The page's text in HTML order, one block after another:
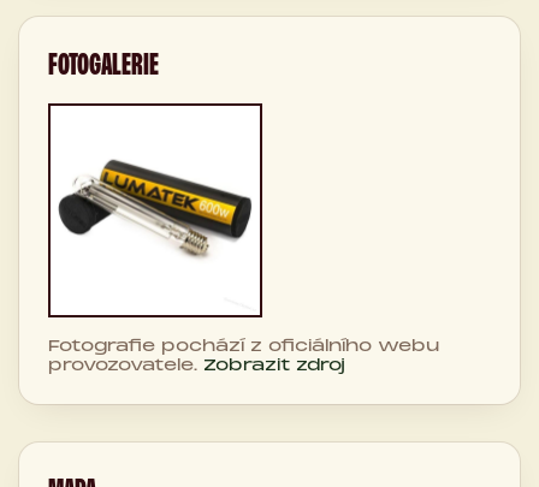
FOTOGALERIE
Fotografie pochází z oficiálního webu
provozovatele. Zobrazit zdroj